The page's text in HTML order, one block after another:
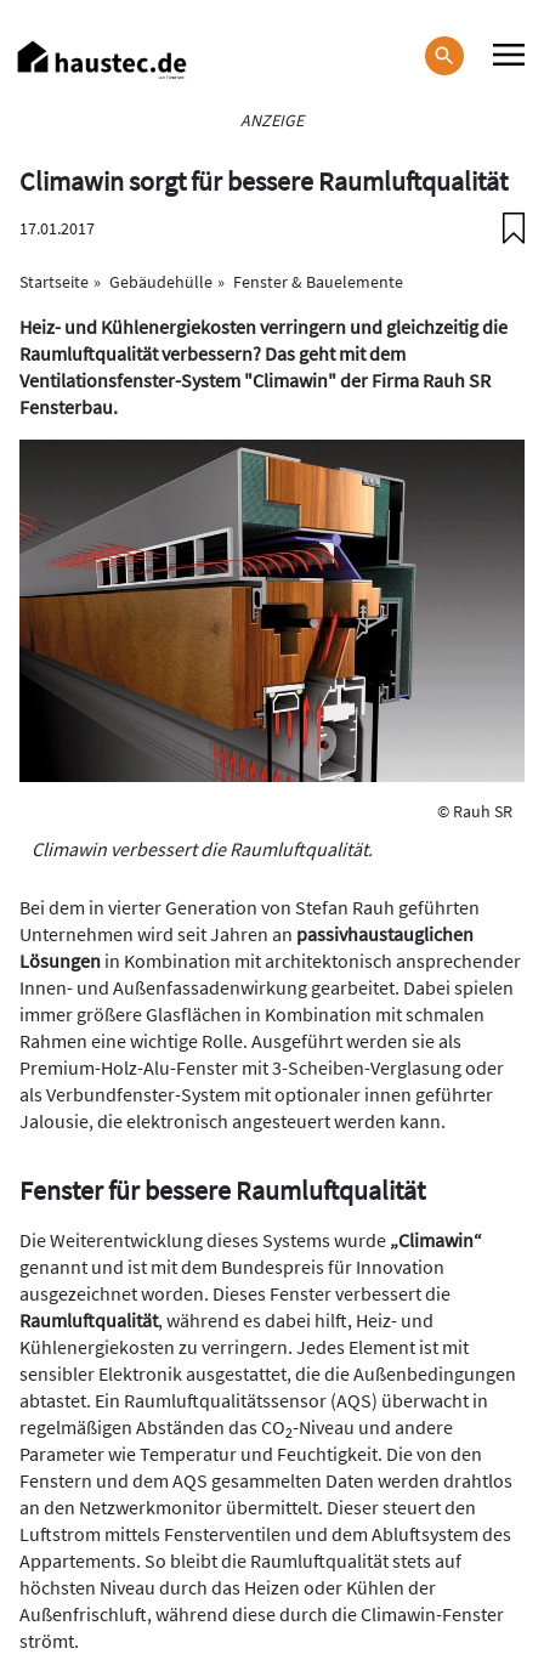
zum
Inhalt
ANZEIGE
Climawin sorgt für bessere Raumluftqualität
17.01.2017
Startseite Gebäudehülle Fenster & Bauelemente
Heiz- und Kühlenergiekosten verringern und gleichzeitig die
Raumluftqualität verbessern? Das geht mit dem
Ventilationsfenster-System "Climawin" der Firma Rauh SR
Fensterbau.
© Rauh SR
Climawin verbessert die Raumluftqualität.
Bei dem in vierter Generation von Stefan Rauh geführten
Unternehmen wird seit Jahren an passivhaustauglichen
Lösungen in Kombination mit architektonisch ansprechender
Innen- und Außenfassadenwirkung gearbeitet. Dabei spielen
immer größere Glasflächen in Kombination mit schmalen
Rahmen eine wichtige Rolle. Ausgeführt werden sie als
Premium-Holz-Alu-Fenster mit 3-Scheiben-Verglasung oder
als Verbundfenster-System mit optionaler innen geführter
Jalousie, die elektronisch angesteuert werden kann.
Fenster für bessere Raumluftqualität
Die Weiterentwicklung dieses Systems wurde „Climawin“
genannt und ist mit dem Bundespreis für Innovation
ausgezeichnet worden. Dieses Fenster verbessert die
Raumluftqualität, während es dabei hilft, Heiz- und
Kühlenergiekosten zu verringern. Jedes Element ist mit
sensibler Elektronik ausgestattet, die die Außenbedingungen
abtastet. Ein Raumluftqualitätssensor (AQS) überwacht in
regelmäßigen Abständen das CO2-Niveau und andere
Parameter wie Temperatur und Feuchtigkeit. Die von den
Fenstern und dem AQS gesammelten Daten werden drahtlos
an den Netzwerkmonitor übermittelt. Dieser steuert den
Luftstrom mittels Fensterventilen und dem Abluftsystem des
Appartements. So bleibt die Raumluftqualität stets auf
höchsten Niveau durch das Heizen oder Kühlen der
Außenfrischluft, während diese durch die Climawin-Fenster
strömt.